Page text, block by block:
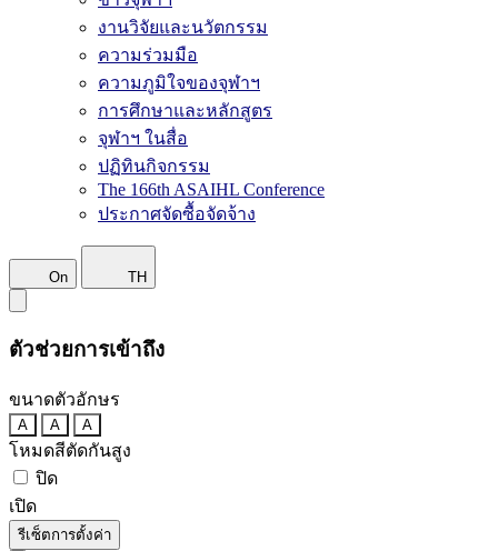
งานวิจัยและนวัตกรรม
ความร่วมมือ
ความภูมิใจของจุฬาฯ
การศึกษาและหลักสูตร
จุฬาฯ ในสื่อ
ปฏิทินกิจกรรม
The 166th ASAIHL Conference
ประกาศจัดซื้อจัดจ้าง
On TH
ตัวช่วยการเข้าถึง
ขนาดตัวอักษร
A A A
โหมดสีตัดกันสูง
ปิด
เปิด
รีเซ็ตการตั้งค่า